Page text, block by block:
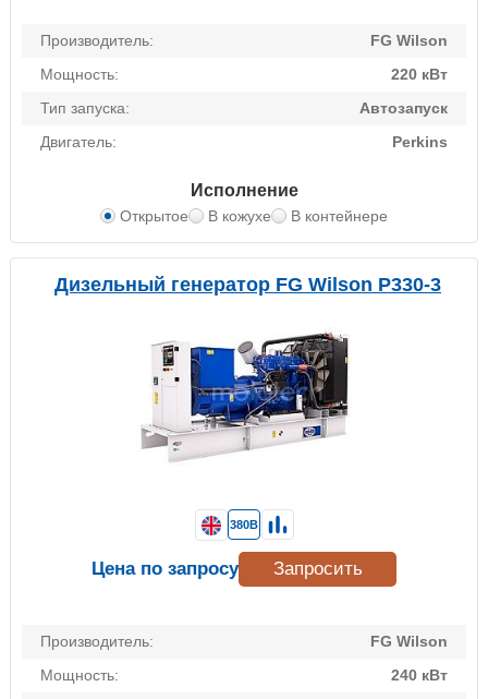
Производитель:
FG Wilson
Мощность:
220 кВт
Тип запуска:
Автозапуск
Двигатель:
Perkins
Исполнение
Открытое В кожухе В контейнере
Дизельный генератор FG Wilson P330-3
Производитель:
FG Wilson
Мощность:
240 кВт
380В
Цена по запросу Запросить